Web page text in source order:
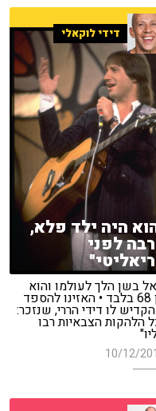
דידי לוקאלי
היה ילד פלא,
לפני
בשן הלך לעולמו והוא
בן 68 בלבד • האזינו להספד
לו דידי הררי, שנזכר:
הלהקות הצבאיות רבו
10/12/